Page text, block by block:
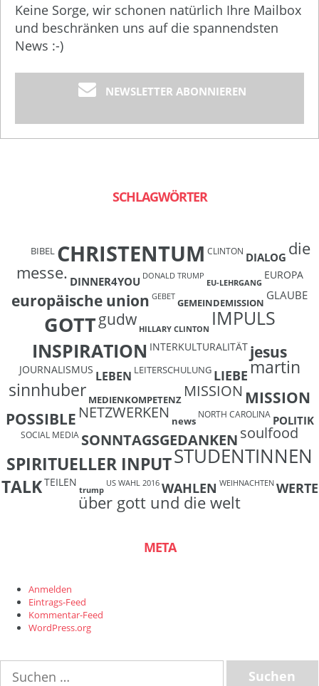
Keine Sorge, wir schonen natürlich Ihre Mailbox
und beschränken uns auf die spannendsten
News :-)
NEWSLETTER ABONNIEREN
SCHLAGWÖRTER
BIBEL CHRISTENTUM CLINTON DIALOG die
messe. DINNER4YOU DONALD TRUMP
EU-LEHRGANG
EUROPA
europäische union GEBET GEMEINDEMISSION
GLAUBE
GOTTgudw HILLARY CLINTON IMPULS
INSPIRATION INTERKULTURALITÄT jesus
JOURNALISMUS LEBEN LEITERSCHULUNG LIEBEmartin
sinnhuber MEDIENKOMPETENZ MISSION MISSION
POSSIBLE NETZWERKEN news
NORTH CAROLINA POLITIK
SOCIAL MEDIA SONNTAGSGEDANKENsoulfood
SPIRITUELLER INPUTSTUDENTINNEN
TALKTEILEN
trump
US WAHL 2016 WAHLEN WEIHNACHTEN WERTE
über gott und die welt
META
Anmelden
Eintrags-Feed
Kommentar-Feed
WordPress.org
nach: